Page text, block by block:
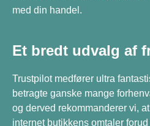
med din handel.
Et bredt udvalg af
Trustpilot medfører ultra
betragte ganske mange
og derved rekommanderer vi,
internet butikkens omtaler